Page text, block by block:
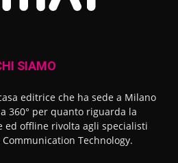
SIAMO
editrice che ha sede a Milano
360° per quanto riguarda la
ed offline rivolta agli specialisti
Technology.